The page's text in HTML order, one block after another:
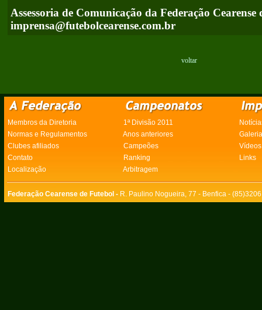
Assessoria de Comunicação da Federação Cearense
imprensa@futebolcearense.com.br
voltar
Membros da Diretoria 1ª Divisão 2011
Normas e Regulamentos
Anos anteriores
Clubes afiliados
Campeões
Vídeos
Contato
Ranking
Links
Localização
Arbitragem
Federação Cearense de Futebol - R. Paulino Nogueira, 77 - Benfica -